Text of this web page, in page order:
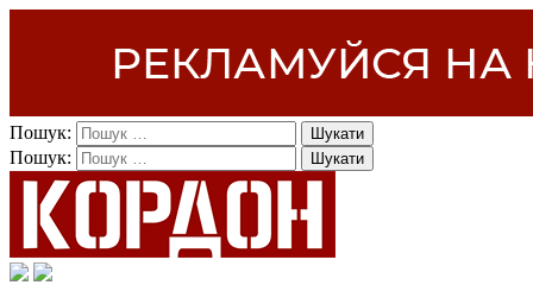
Пошук:
Пошук: